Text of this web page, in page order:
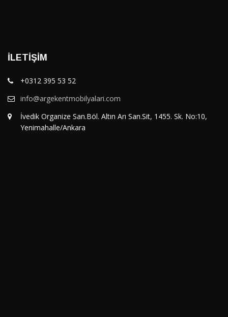
İLETIŞIM
+0312 395 53 52
info@argekentmobilyalari.com
İvedik Organize San.Böl. Altın Arı San.Sit, 1455. Sk. No:10,
Yenimahalle/Ankara